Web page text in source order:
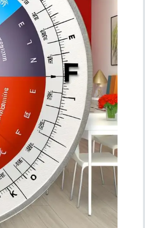
Simboli
Ufficio